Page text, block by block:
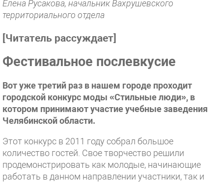
Елена Русакова, начальник Вахрушевского
территориального отдела
[Читатель рассуждает]
Фестивальное послевкусие
Вот уже третий раз в нашем городе проходит
городской конкурс моды «Стильные люди», в
котором принимают участие учебные заведения
Челябинской области.
Этот конкурс в 2011 году собрал большое
количество гостей. Свое творчество решили
продемонстрировать как молодые, начинающие
работать в данном направлении участники, так и